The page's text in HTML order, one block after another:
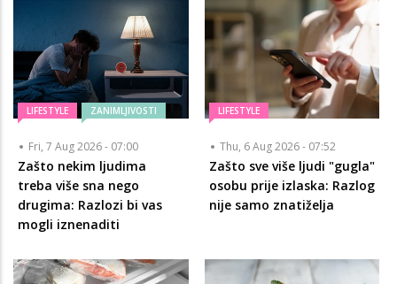
LIFESTYLE ZANIMLJIVOSTI
Fri, 7 Aug 2026 - 07:00
Zašto nekim ljudima
treba više sna nego
drugima: Razlozi bi vas
mogli iznenaditi
LIFESTYLE
Thu, 6 Aug 2026 - 07:52
Zašto sve više ljudi "gugla"
osobu prije izlaska: Razlog
nije samo znatiželja